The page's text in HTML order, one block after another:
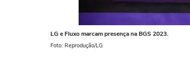
LG e Fluxo marcam presença na BGS 2023.
Foto: Reprodução/LG